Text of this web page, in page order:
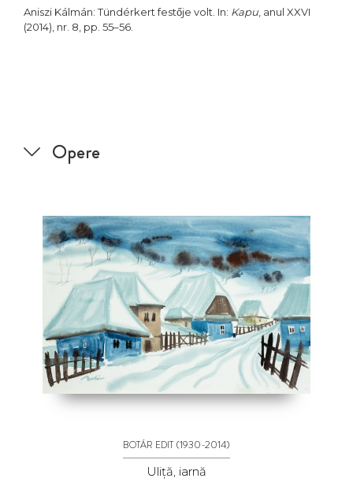
Aniszi Kálmán: Tündérkert festője volt. In: Kapu , anul XXVI
(2014), nr. 8, pp. 55–56.
Opere
BOTÁR EDIT(1930-2014)
Uliță, iarnă